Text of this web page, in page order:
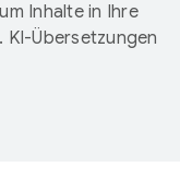
Inhalte in Ihre
Übersetzungen